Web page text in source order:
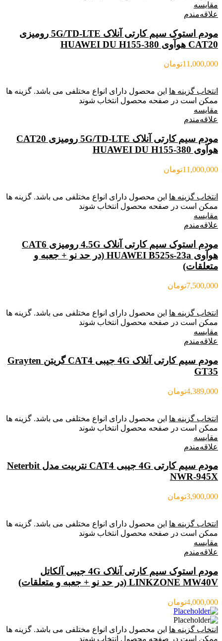
مقایسه
علاقه‌مندم
مودم استوک سیم کارتی آنلاک 5G/TD-LTE رومیزی
CAT20 هوآوی HUAWEI DU H155-380
11,000,000تومان
انتخاب گزینه ها این محصول دارای انواع مختلفی می باشد. گزینه ها
ممکن است در صفحه محصول انتخاب شوند
مقایسه
علاقه‌مندم
مودم سیم کارتی آنلاک 5G/TD-LTE رومیزی CAT20
هوآوی HUAWEI DU H155-380
11,000,000تومان
انتخاب گزینه ها این محصول دارای انواع مختلفی می باشد. گزینه ها
ممکن است در صفحه محصول انتخاب شوند
مقایسه
علاقه‌مندم
مودم استوک سیم کارتی آنلاک 4.5G رومیزی CAT6
هوآوی HUAWEI B525s-23a (در حد نو + جعبه و
متعلقات)
7,500,000تومان
انتخاب گزینه ها این محصول دارای انواع مختلفی می باشد. گزینه ها
ممکن است در صفحه محصول انتخاب شوند
مقایسه
علاقه‌مندم
مودم سیم کارتی آنلاک 4G جیبی CAT4 گریتن Grayten
GT35
4,389,000تومان
انتخاب گزینه ها این محصول دارای انواع مختلفی می باشد. گزینه ها
ممکن است در صفحه محصول انتخاب شوند
مقایسه
علاقه‌مندم
مودم سیم کارتی 4G جیبی CAT4 نتربیت مدل Neterbit
NWR-945X
3,900,000تومان
انتخاب گزینه ها این محصول دارای انواع مختلفی می باشد. گزینه ها
ممکن است در صفحه محصول انتخاب شوند
مقایسه
علاقه‌مندم
مودم استوک سیم کارتی آنلاک 4G جیبی آلکاتل
LINKZONE MW40V (در حد نو + جعبه و متعلقات)
4,000,000تومان
انتخاب گزینه ها این محصول دارای انواع مختلفی می باشد. گزینه ها
ممکن است در صفحه محصول انتخاب شوند